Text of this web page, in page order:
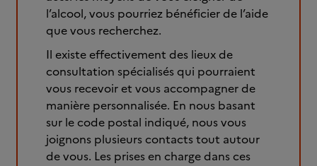
l’alcool, vous pourriez bénéficier de l’aide
que vous recherchez.
Il existe effectivement des lieux de
consultation spécialisés qui pourraient
vous recevoir et vous accompagner de
manière personnalisée. En nous basant
sur le code postal indiqué, nous vous
joignons plusieurs contacts tout autour
de vous. Les prises en charge dans ces